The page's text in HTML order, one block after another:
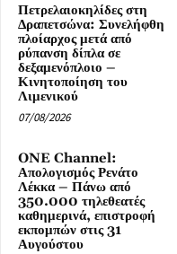
Πετρελαιοκηλίδες στη
Δραπετσώνα: Συνελήφθη
πλοίαρχος μετά από
ρύπανση δίπλα σε
δεξαμενόπλοιο –
Κινητοποίηση του
Λιμενικού
07/08/2026
ONE Channel:
Απολογισμός Ρενάτο
Λέκκα – Πάνω από
350.000 τηλεθεατές
καθημερινά, επιστροφή
εκπομπών στις 31
Αυγούστου